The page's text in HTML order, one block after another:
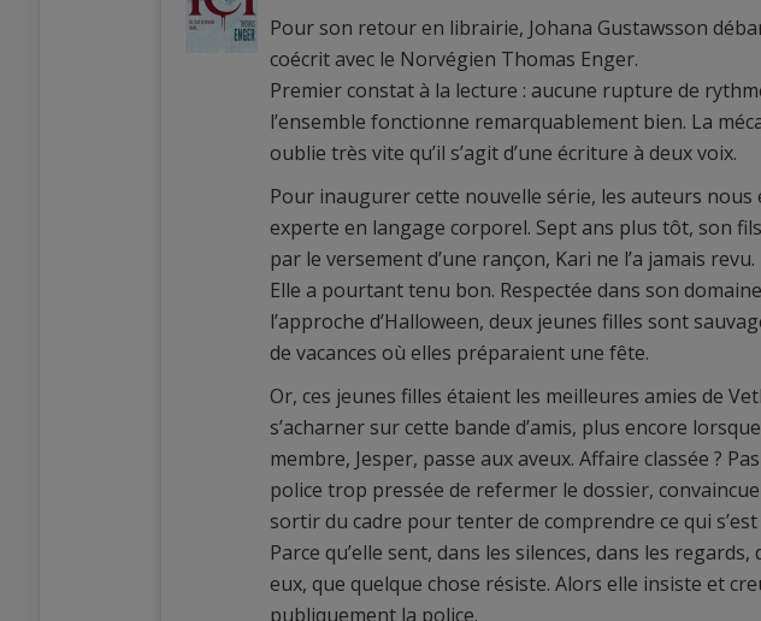
Pour son retour en librairie, Johana Gustawsson
coécrit avec le Norvégien Thomas Enger.
Premier constat à la lecture : aucune rupture de
l’ensemble fonctionne remarquablement bien. La
oublie très vite qu’il s’agit d’une écriture à deux voix.
Pour inaugurer cette nouvelle série, les auteurs nous
experte en langage corporel. Sept ans plus tôt, son
par le versement d’une rançon, Kari ne l’a jamais revu.
Elle a pourtant tenu bon. Respectée dans son
l’approche d’Halloween, deux jeunes filles sont
de vacances où elles préparaient une fête.
Or, ces jeunes filles étaient les meilleures amies de
s’acharner sur cette bande d’amis, plus encore
membre, Jesper, passe aux aveux. Affaire classée ?
police trop pressée de refermer le dossier,
sortir du cadre pour tenter de comprendre ce qui
Parce qu’elle sent, dans les silences, dans les
eux, que quelque chose résiste. Alors elle insiste et
publiquement la police.